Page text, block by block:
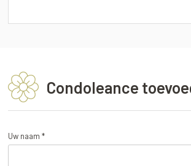
Condoleance
Uw naam *